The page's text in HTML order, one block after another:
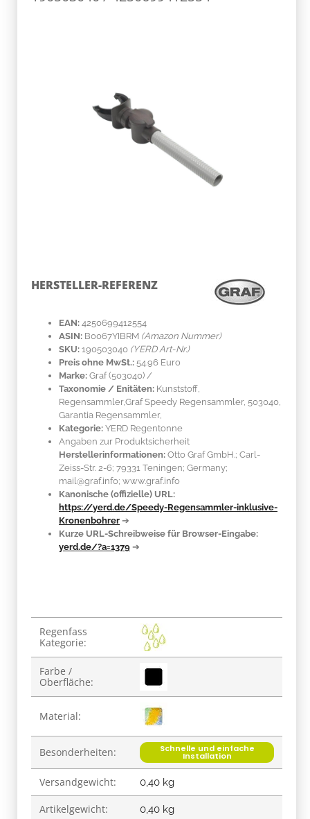
HERSTELLER-REFERENZ
EAN: 4250699412554
ASIN: B0067YIBRM (Amazon Nummer)
SKU: 190503040 (YERD Art-Nr.)
Preis ohne MwSt.: 54.96 Euro
Marke: Graf (503040) /
Taxonomie / Enitäten: Kunststoff,
Regensammler,Graf Speedy Regensammler, 503040,
Garantia Regensammler,
Kategorie: YERD Regentonne
Angaben zur Produktsicherheit
Herstellerinformationen: Otto Graf GmbH.; Carl-
Zeiss-Str. 2-6; 79331 Teningen; Germany;
mail@graf.info; www.graf.info
Kanonische (offizielle) URL:
https://yerd.de/Speedy-Regensammler-inklusive-
Kronenbohrer ➔
Kurze URL-Schreibweise für Browser-Eingabe:
yerd.de/?a=1379 ➔
Produkteigenschaft
Wert
Regenfass
Kategorie:
Farbe /
Oberfläche:
Material:
Besonderheiten: Schnelle und einfache
Installation
Versandgewicht: 0,40 kg
Artikelgewicht: 0,40 kg